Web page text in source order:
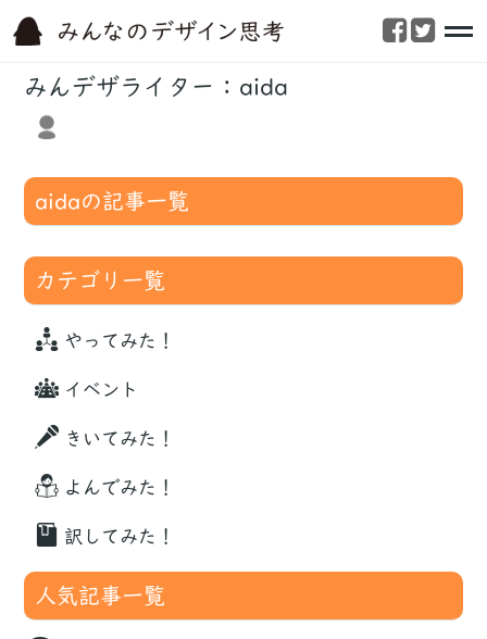
みんデザライター：aida
aidaの記事一覧
カテゴリ一覧
やってみた！
イベント
きいてみた！
よんでみた！
訳してみた！
人気記事一覧